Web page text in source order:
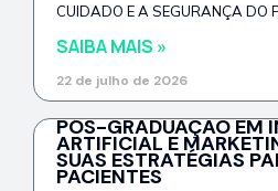
CUIDADO E A SEGURANÇA DO
SAIBA MAIS »
22 de julho de 2026
PÓS-GRADUAÇÃO EM
ARTIFICIAL E
SUAS ESTRATÉGIAS
PACIENTES